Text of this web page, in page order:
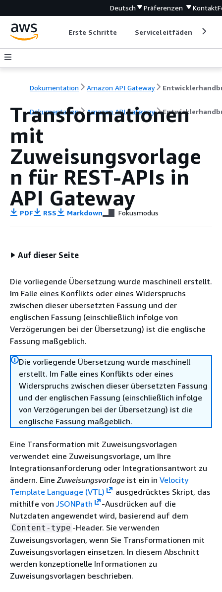
Deutsch Präferenzen Kontakt
Erste Schritte Serviceleitfäden
Dokumentation Amazon API Gateway
Dokumentation Amazon API Gateway
Transformationen
mit
Zuweisungsvorlage
n für REST-APIs in
API Gateway
PDF RSS Markdown Fokusmodus
Auf dieser Seite
Die vorliegende Übersetzung wurde maschinell erstellt.
Im Falle eines Konflikts oder eines Widerspruchs
zwischen dieser übersetzten Fassung und der
englischen Fassung (einschließlich infolge von
Verzögerungen bei der Übersetzung) ist die englische
Fassung maßgeblich.
Die vorliegende Übersetzung wurde maschinell
erstellt. Im Falle eines Konflikts oder eines
Widerspruchs zwischen dieser übersetzten Fassung
und der englischen Fassung (einschließlich infolge
von Verzögerungen bei der Übersetzung) ist die
englische Fassung maßgeblich.
Eine Transformation mit Zuweisungsvorlagen
verwendet eine Zuweisungsvorlage, um Ihre
Integrationsanforderung oder Integrationsantwort zu
ändern. EineZuweisungsvorlage ist ein in Velocity
Template Language (VTL)
ausgedrücktes Skript, das
mithilfe von JSONPath
-Ausdrücken auf die
Nutzdaten angewendet wird, basierend auf dem
Content-type -Header. Sie verwenden
Zuweisungsvorlagen, wenn Sie Transformationen mit
Zuweisungsvorlagen einsetzen. In diesem Abschnitt
werden konzeptionelle Informationen zu
Zuweisungsvorlagen beschrieben.